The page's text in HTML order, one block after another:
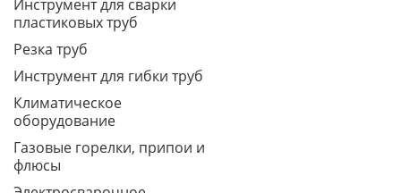
Инструмент для сварки
пластиковых труб
Резка труб
Инструмент для гибки труб
Климатическое
оборудование
Газовые горелки, припои и
флюсы